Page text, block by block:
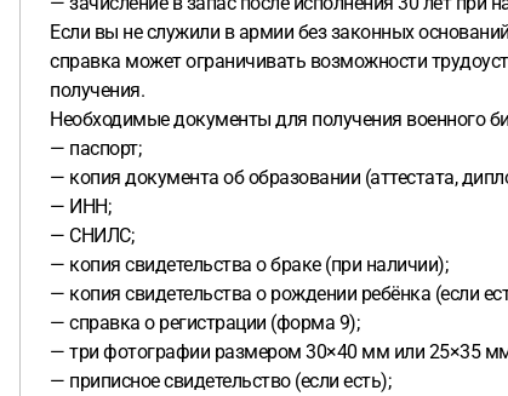
Если вы не служили в армии без законных
справка может ограничивать возможности
получения.
Необходимые документы для получения военного
— паспорт;
— копия документа об образовании (аттестата,
— ИНН;
— СНИЛС;
— копия свидетельства о браке (при наличии);
— копия свидетельства о рождении ребёнка (если
— справка о регистрации (форма 9);
— три фотографии размером 30×40 мм или 25×35
— приписное свидетельство (если есть);